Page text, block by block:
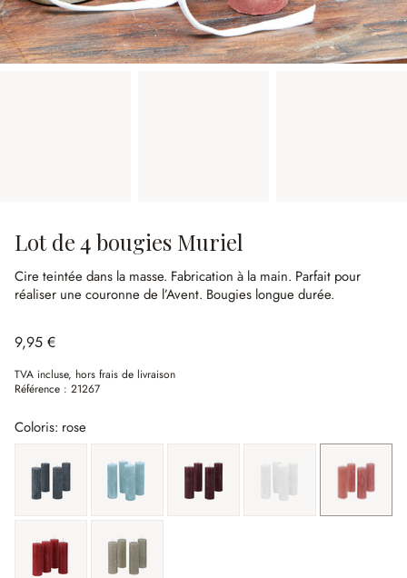
Lot de 4 bougies Muriel
Cire teintée dans la masse. Fabrication à la main. Parfait pour
réaliser une couronne de l’Avent. Bougies longue durée.
9,95 €
TVA incluse, hors frais de livraison
Référence : 21267
Coloris: rose
anthracite bordeaux rose
rouge taupe